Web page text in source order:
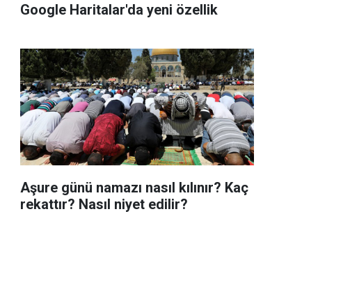
Google Haritalar'da yeni özellik
Aşure günü namazı nasıl kılınır? Kaç
rekattır? Nasıl niyet edilir?